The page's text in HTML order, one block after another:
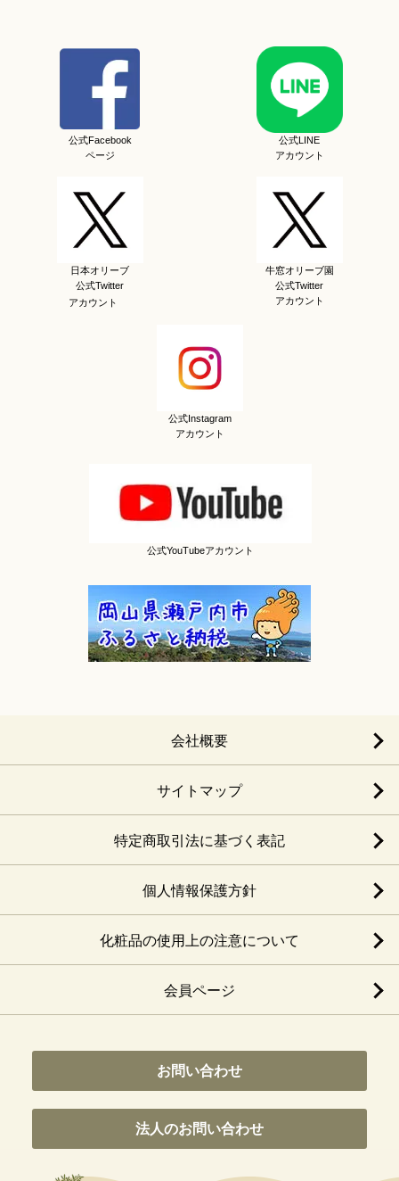
公式Facebook
ページ
公式LINE
アカウント
日本オリーブ
公式Twitter
アカウント
牛窓オリーブ園
公式Twitter
アカウント
公式Instagram
アカウント
公式YouTubeアカウント
会社概要
サイトマップ
特定商取引法に基づく表記
個人情報保護方針
化粧品の使用上の注意について
会員ページ
お問い合わせ
法人のお問い合わせ